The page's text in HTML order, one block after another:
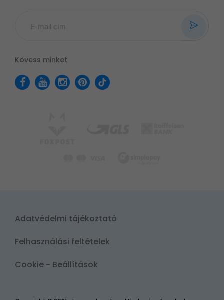
Kövess minket
Adatvédelmi tájékoztató
Felhasználási feltételek
Cookie - Beállítások